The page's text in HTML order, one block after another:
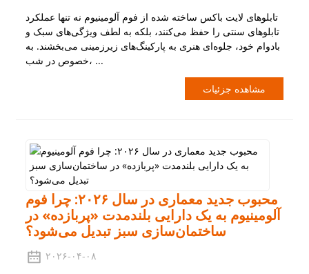
تابلوهای لایت باکس ساخته شده از فوم آلومینیوم نه تنها عملکرد
تابلوهای سنتی را حفظ می‌کنند، بلکه به لطف ویژگی‌های سبک و
بادوام خود، جلوه‌ای هنری به پارکینگ‌های زیرزمینی می‌بخشند. به
خصوص در شب، ...
مشاهده جزئیات
محبوب جدید معماری در سال ۲۰۲۶: چرا فوم
آلومینیوم به یک دارایی بلندمدت «پربازده» در
ساختمان‌سازی سبز تبدیل می‌شود؟
۲۰۲۶-۰۴-۰۸